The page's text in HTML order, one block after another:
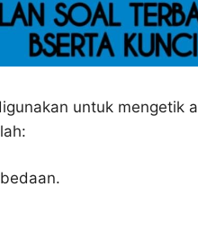
untuk mengetik